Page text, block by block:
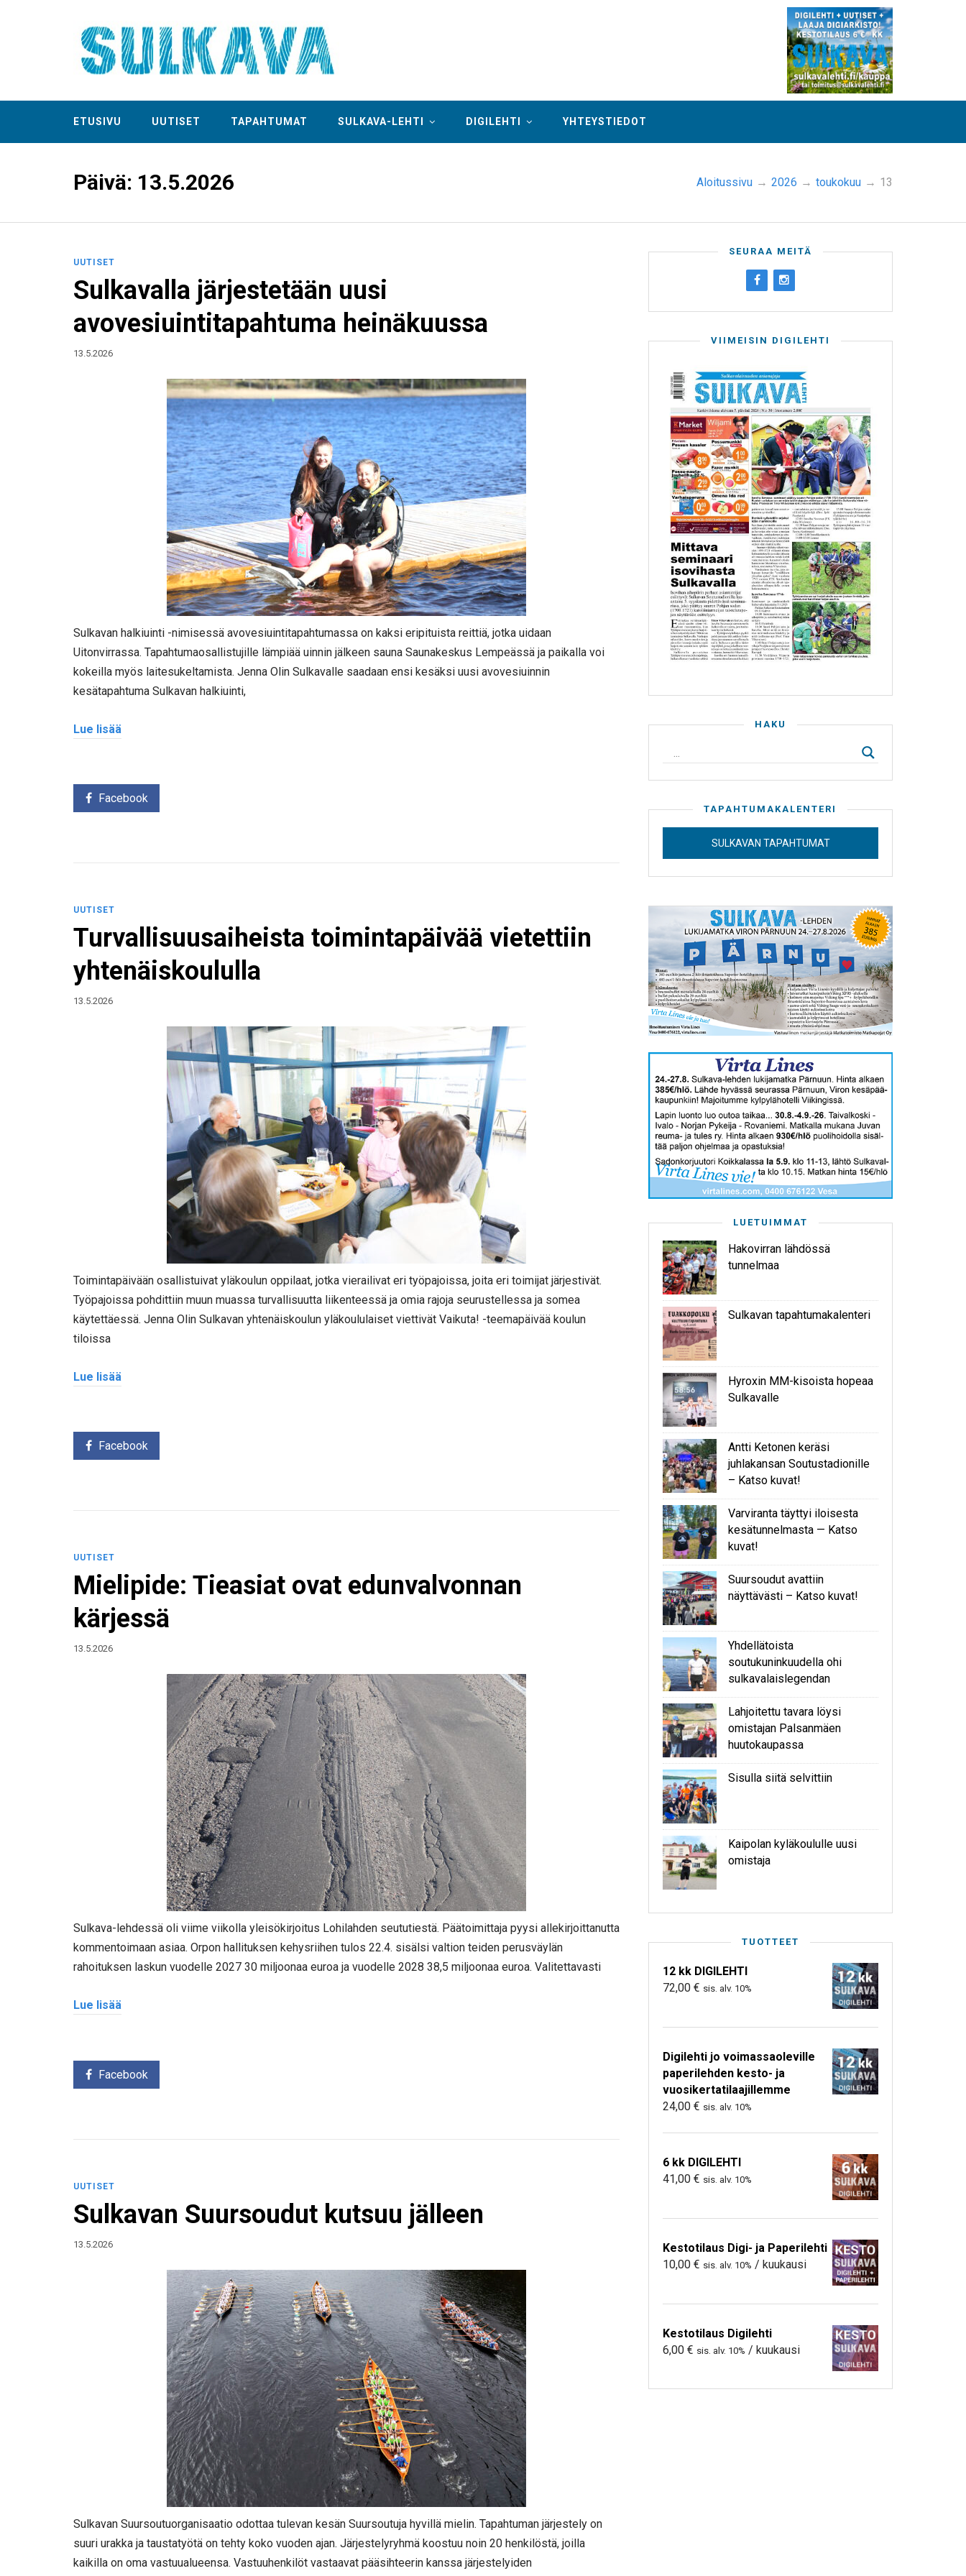
ETUSIVU UUTISET TAPAHTUMAT SULKAVA-LEHTI DIGILEHTI YHTEYSTIEDOT
Päivä: 13.5.2026 Aloitussivu → 2026 → toukokuu → 13
UUTISET
Sulkavalla järjestetään uusi
avovesiuintitapahtuma heinäkuussa
13.5.2026
Sulkavan halkiuinti -nimisessä avovesiuintitapahtumassa on kaksi eripituista reittiä, jotka uidaan
Uitonvirrassa. Tapahtumaosallistujille lämpiää uinnin jälkeen sauna Saunakeskus Lempeässä ja paikalla voi
kokeilla myös laitesukeltamista. Jenna Olin Sulkavalle saadaan ensi kesäksi uusi avovesiuinnin
kesätapahtuma Sulkavan halkiuinti,
Lue lisää
Facebook
UUTISET
Turvallisuusaiheista toimintapäivää vietettiin
yhtenäiskoululla
13.5.2026
Toimintapäivään osallistuivat yläkoulun oppilaat, jotka vierailivat eri työpajoissa, joita eri toimijat järjestivät.
Työpajoissa pohdittiin muun muassa turvallisuutta liikenteessä ja omia rajoja seurustellessa ja somea
käytettäessä. Jenna Olin Sulkavan yhtenäiskoulun yläkoululaiset viettivät Vaikuta! -teemapäivää koulun
tiloissa
Lue lisää
Facebook
UUTISET
Mielipide: Tieasiat ovat edunvalvonnan
kärjessä
13.5.2026
Sulkava-lehdessä oli viime viikolla yleisökirjoitus Lohilahden seututiestä. Päätoimittaja pyysi allekirjoittanutta
kommentoimaan asiaa. Orpon hallituksen kehysriihen tulos 22.4. sisälsi valtion teiden perusväylän
rahoituksen laskun vuodelle 2027 30 miljoonaa euroa ja vuodelle 2028 38,5 miljoonaa euroa. Valitettavasti
Lue lisää
Facebook
UUTISET
Sulkavan Suursoudut kutsuu jälleen
13.5.2026
Sulkavan Suursoutuorganisaatio odottaa tulevan kesän Suursoutuja hyvillä mielin. Tapahtuman järjestely on
suuri urakka ja taustatyötä on tehty koko vuoden ajan. Järjestelyryhmä koostuu noin 20 henkilöstä, joilla
kaikilla on oma vastuualueensa. Vastuuhenkilöt vastaavat pääsihteerin kanssa järjestelyiden
SEURAA MEITÄ
VIIMEISIN DIGILEHTI
HAKU
TAPAHTUMAKALENTERI
SULKAVAN TAPAHTUMAT
LUETUIMMAT
Hakovirran lähdössä
tunnelmaa
Sulkavan tapahtumakalenteri
Hyroxin MM-kisoista hopeaa
Sulkavalle
Antti Ketonen keräsi
juhlakansan Soutustadionille
– Katso kuvat!
Varviranta täyttyi iloisesta
kesätunnelmasta — Katso
kuvat!
Suursoudut avattiin
näyttävästi – Katso kuvat!
Yhdellätoista
soutukuninkuudella ohi
sulkavalaislegendan
Lahjoitettu tavara löysi
omistajan Palsanmäen
huutokaupassa
Sisulla siitä selvittiin
Kaipolan kyläkoululle uusi
omistaja
TUOTTEET
12 kk DIGILEHTI
72,00 € sis. alv. 10%
Digilehti jo voimassaoleville
paperilehden kesto- ja
vuosikertatilaajillemme
24,00 € sis. alv. 10%
6 kk DIGILEHTI
41,00 € sis. alv. 10%
Kestotilaus Digi- ja Paperilehti
10,00 € sis. alv. 10% / kuukausi
Kestotilaus Digilehti
6,00 € sis. alv. 10% / kuukausi